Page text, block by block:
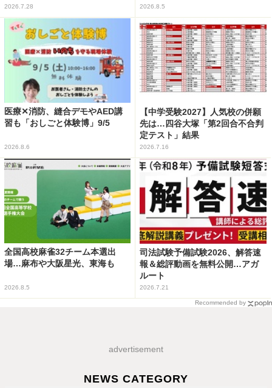
2026.7.28 2026.8.5
医療✕消防、縫合デモやAED講
習も「おしごと体験博」9/5
2026.8.6
【中学受験2027】人気校の併願
先は…四谷大塚「第2回合不合判
定テスト」結果
2026.7.16
全国高校麻雀32チーム本選出
場…麻布や大阪星光、東海も
2026.8.5
司法試験予備試験2026、解答速
報＆総評動画を無料公開…アガ
ルート
2026.7.21
Recommended by
advertisement
NEWS CATEGORY